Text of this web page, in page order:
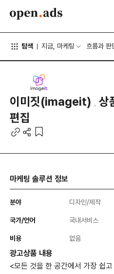
탐색 지금, 마케팅 흐름과 판
이미짓(imageit) 상
편집
마케팅 솔루션 정보
분야 디자인/제작
국가/언어 국내서비스
비용 없음
광고상품 내용
<모든 것을 한 공간에서 가장 쉽